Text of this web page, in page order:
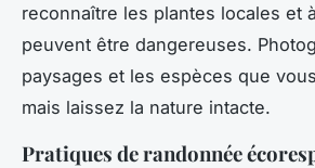
reconnaître les plantes locales et
peuvent être dangereuses.
paysages et les espèces que
mais laissez la nature intacte.
Pratiques de randonnée